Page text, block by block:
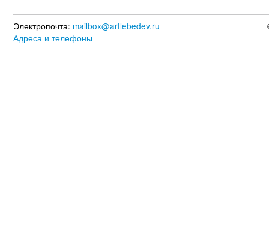
Электропочта: mailbox@artlebedev.ru
Адреса и телефоны